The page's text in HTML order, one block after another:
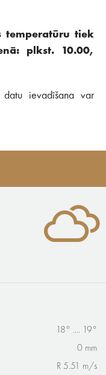
temperatūru tiek
plkst. 10.00,
ievadīšana var
18° .... 19°
0 mm
R 5.51 m/s